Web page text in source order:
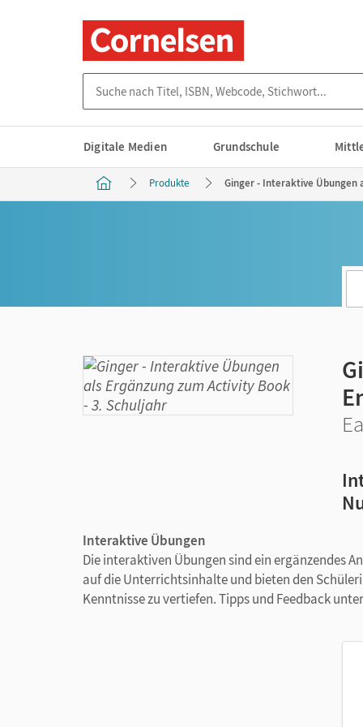
Digitale Medien Grundschule
Produkte Ginger - Interaktive Übungen
Interaktive Übungen
Die interaktiven Übungen sind ein ergänzendes
auf die Unterrichtsinhalte und bieten den
Kenntnisse zu vertiefen. Tipps und Feedback